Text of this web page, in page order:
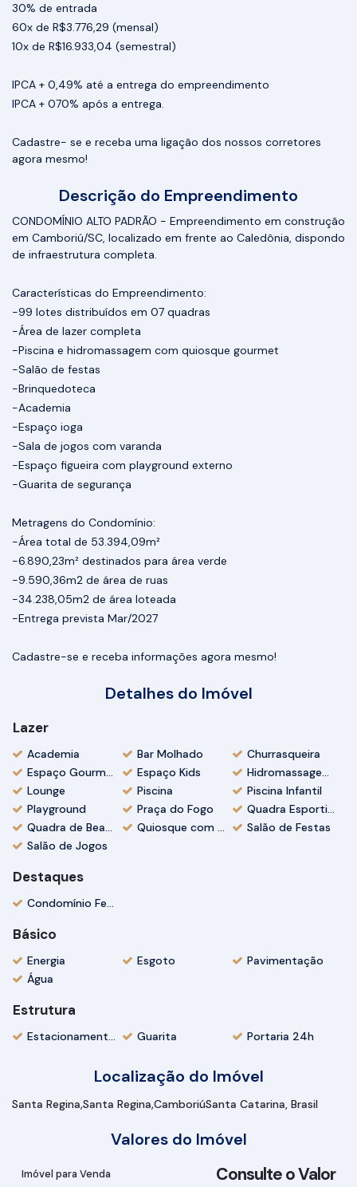
30% de entrada
60x de R$3.776,29 (mensal)
10x de R$16.933,04 (semestral)
IPCA + 0,49% até a entrega do empreendimento
IPCA + 070% após a entrega.
Cadastre- se e receba uma ligação dos nossos corretores
agora mesmo!
Descrição do Empreendimento
CONDOMÍNIO ALTO PADRÃO - Empreendimento em construção
em Camboriú/SC, localizado em frente ao Caledônia, dispondo
de infraestrutura completa.
Características do Empreendimento:
-99 lotes distribuídos em 07 quadras
-Área de lazer completa
-Piscina e hidromassagem com quiosque gourmet
-Salão de festas
-Brinquedoteca
-Academia
-Espaço ioga
-Sala de jogos com varanda
-Espaço figueira com playground externo
-Guarita de segurança
Metragens do Condomínio:
-Área total de 53.394,09m²
-6.890,23m² destinados para área verde
-9.590,36m2 de área de ruas
-34.238,05m2 de área loteada
-Entrega prevista Mar/2027
Cadastre-se e receba informações agora mesmo!
Detalhes do Imóvel
Lazer
Academia Bar Molhado
Churrasqueira
Espaço Gourmet
Espaço Kids
Hidromassagem/Jacuzzi
Lounge
Piscina
Piscina Infantil
Playground
Praça do Fogo
Quadra Esportiva
Quadra de Beach Tennis
Quiosque com churrasqueira
Salão de Festas
Salão de Jogos
Destaques
Condomínio Fechado
Básico
Energia Esgoto
Pavimentação
Água
Estrutura
Estacionamento para Visitantes Guarita Portaria 24h
Localização do Imóvel
Santa Regina Santa Regina CamboriúSanta Catarina, Brasil
Valores do Imóvel
Consulte o Valor
Imóvel para Venda